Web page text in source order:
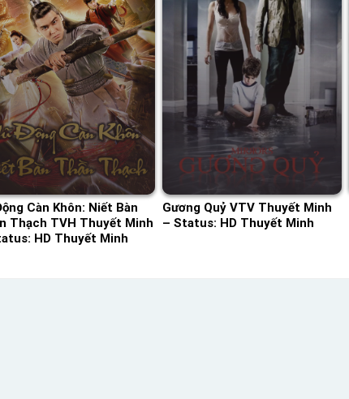
Càn Khôn: Niết Bàn
Thạch TVH Thuyết Minh
HD Thuyết Minh
Gương Quỷ VTV Thuyết Minh
– Status: HD Thuyết Minh